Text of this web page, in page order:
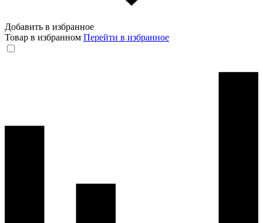
Добавить в избранное
Товар в избранном Перейти в избранное